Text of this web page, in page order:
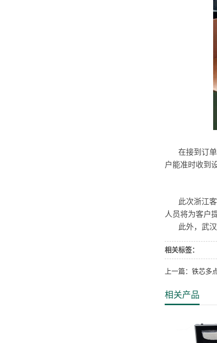
在接到订单
户能准时收到
此次浙江客
人员将为客户
此外，武汉
相关标签：
上一篇：铁芯多
相关产品